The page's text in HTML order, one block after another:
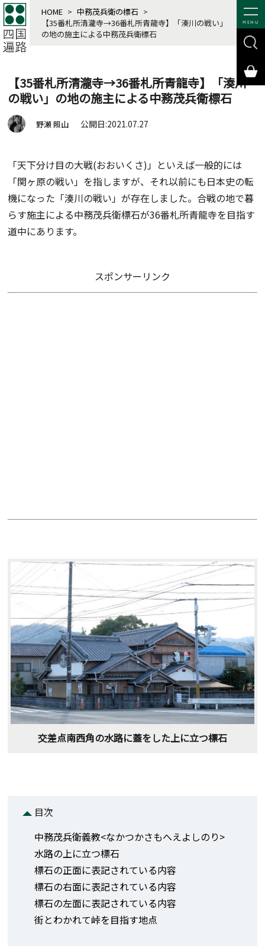
MENU
HOME > 中務茂兵衛の標石 >
【35番札所清瀧寺→36番札所青龍寺】「湊川の戦い」
の地の施主による中務茂兵衛標石
【35番札所清瀧寺→36番札所青龍寺】「湊川
の戦い」の地の施主による中務茂兵衛標石
野瀬 照山 公開日:2021.07.27
「天下分け目の大戦(おおいくさ)」といえば一般的には
「関ヶ原の戦い」を指しますが、それ以前にも日本史の転
機になった「湊川の戦い」が存在しました。合戦の地で暮
らす施主による中務茂兵衛標石が36番札所青龍寺を目指す
道中にあります。
スポンサーリンク
交差点南西角の水路に蓋をした上に立つ標石
目次
中務茂兵衛義教<なかつかさもへえよしのり>
水路の上に立つ標石
標石の正面に表記されている内容
標石の右面に表記されている内容
標石の左面に表記されている内容
街とわかれて峠を目指す地点